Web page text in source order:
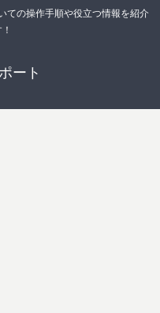
ての操作手順や役立つ情報を紹介
ート